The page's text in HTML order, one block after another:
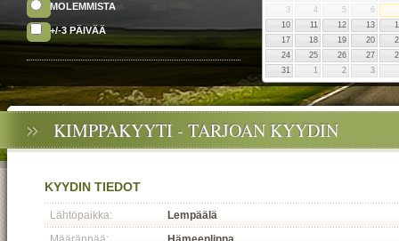
MOLEMMISTA
+/-3 PÄIVÄÄ
3
4 5
6
10
11 12 13
17
18 19 20
24
25 26 27
31
1 2 3
KIMPPAKYYTI - TARJOAN KYYDIN
KYYDIN TIEDOT
Lähtöpaikka:
Lempäälä